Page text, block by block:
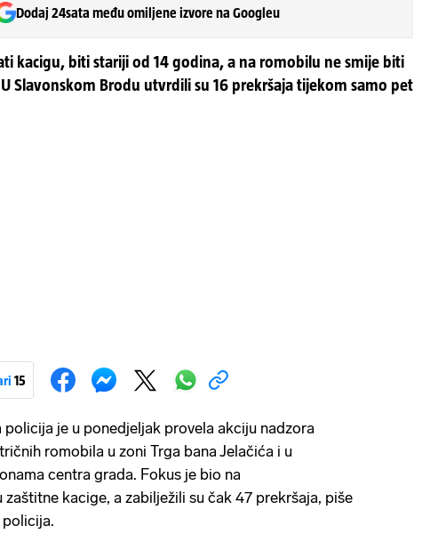
Dodaj 24sata među omiljene izvore na Googleu
kacigu, biti stariji od 14 godina, a na romobilu ne smije biti
Slavonskom Brodu utvrdili su 16 prekršaja tijekom samo pet
15
je u ponedjeljak provela akciju nadzora
romobila u zoni Trga bana Jelačića i u
centra grada. Fokus je bio na
zaštitne kacige, a zabilježili su čak 47 prekršaja, piše